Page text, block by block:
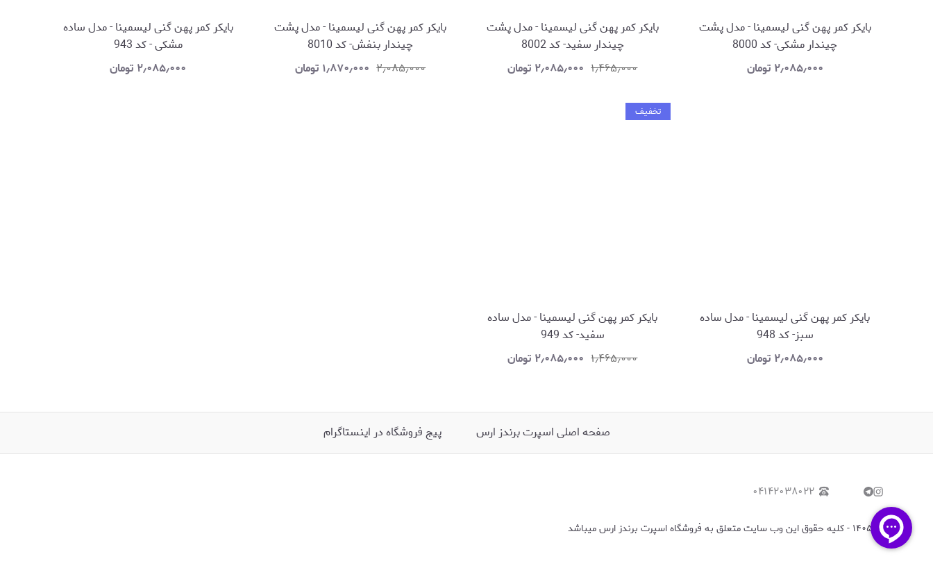
بایکر کمر پهن گنی لیسمینا - مدل پشت
چیندار مشکی- کد 8000
۲٫۰۸۵٫۰۰۰ تومان
بایکر کمر پهن گنی لیسمینا - مدل پشت
چیندار سفید- کد 8002
۱٫۴۶۵٫۰۰۰ ۲٫۰۸۵٫۰۰۰ تومان
بایکر کمر پهن گنی لیسمینا - مدل پشت
چیندار بنفش- کد 8010
۲٫۰۸۵٫۰۰۰ ۱٫۸۷۰٫۰۰۰ تومان
بایکر کمر پهن گنی لیسمینا - مدل ساده
مشکی - کد 943
۲٫۰۸۵٫۰۰۰ تومان
بایکر کمر پهن گنی لیسمینا - مدل ساده
سبز- کد 948
۲٫۰۸۵٫۰۰۰ تومان
تخفیف
بایکر کمر پهن گنی لیسمینا - مدل ساده
سفید- کد 949
۱٫۴۶۵٫۰۰۰ ۲٫۰۸۵٫۰۰۰ تومان
صفحه اصلی اسپرت برندز ارس پیج فروشگاه در اینستاگرام
۰۴۱۴۲۰۳۸۰۲۲
© ۱۴۰۵ -کلیه حقوق این وب سایت متعلق به فروشگاه اسپرت برندز ارس میباشد